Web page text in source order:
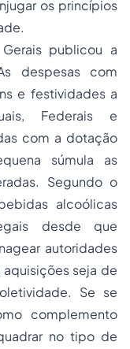
os princípios
publicou a
despesas com
e festividades a
Federais e
com a dotação
súmula as
Segundo o
alcoólicas
desde que
autoridades
seja de
Se se
complemento
no tipo de